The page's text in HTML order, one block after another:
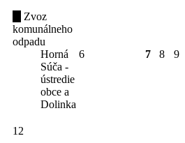
Zvoz
komunálneho
odpadu
Horná
Súča -
ústredie
obce a
Dolinka
6 7 8 9
12